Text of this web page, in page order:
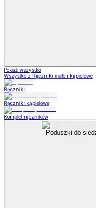
Pokaż wszystko
Wszystko z Ręczniki małe i kąpielowe
Ręczniki
Ręczniki kąpielowe
Komplet ręczników
Poduszki do